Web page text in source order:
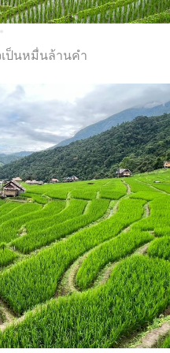
ป็นหมื่นล้านคำ